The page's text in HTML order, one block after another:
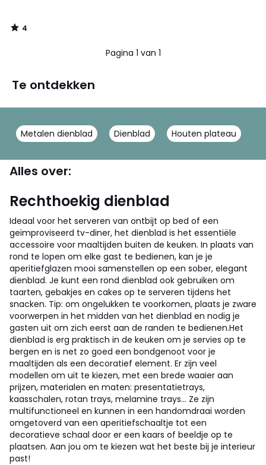
4
/
Pagina 1 van 1
Te ontdekken
Metalen dienblad Dienblad Houten plateau
Alles over:
Rechthoekig dienblad
Ideaal voor het serveren van ontbijt op bed of een
geïmproviseerd tv-diner, het dienblad is het essentiële
accessoire voor maaltijden buiten de keuken. In plaats van
rond te lopen om elke gast te bedienen, kan je je
aperitiefglazen mooi samenstellen op een sober, elegant
dienblad. Je kunt een rond dienblad ook gebruiken om
taarten, gebakjes en cakes op te serveren tijdens het
snacken. Tip: om ongelukken te voorkomen, plaats je zware
voorwerpen in het midden van het dienblad en nodig je
gasten uit om zich eerst aan de randen te bedienen.Het
dienblad is erg praktisch in de keuken om je servies op te
bergen en is net zo goed een bondgenoot voor je
maaltijden als een decoratief element. Er zijn veel
modellen om uit te kiezen, met een brede waaier aan
prijzen, materialen en maten: presentatietrays,
kaasschalen, rotan trays, melamine trays... Ze zijn
multifunctioneel en kunnen in een handomdraai worden
omgetoverd van een aperitiefschaaltje tot een
decoratieve schaal door er een kaars of beeldje op te
plaatsen. Aan jou om te kiezen wat het beste bij je interieur
past!